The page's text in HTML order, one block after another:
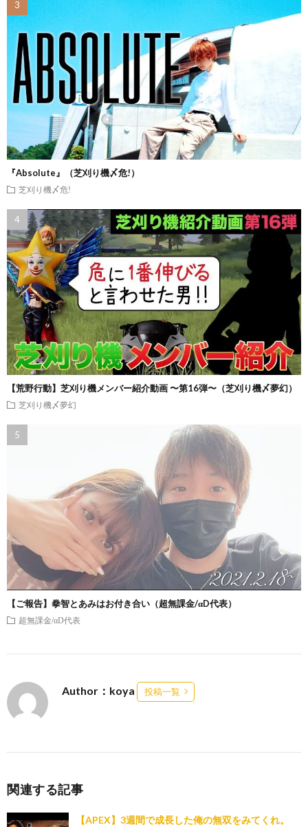
『Absolute』（芝刈り機〆危!）
芝刈り機〆危!
【荒野行動】芝刈り機メンバー紹介動画 〜第16弾〜（芝刈り機〆夢幻）
芝刈り機〆夢幻
【ご報告】拳智とあみはお付き合い（超無課金/αD代表）
超無課金/αD代表
Author：koya 投稿一覧
関連する記事
【APEX】3週間で成長した俺の無双をみてくれ。